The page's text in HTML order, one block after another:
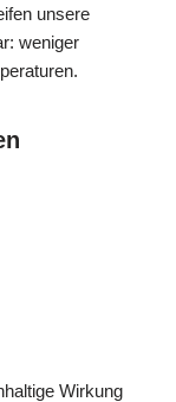
unsere
weniger
Wirkung